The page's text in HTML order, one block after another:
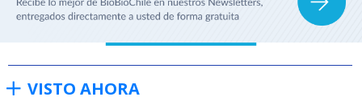
VISTO AHORA